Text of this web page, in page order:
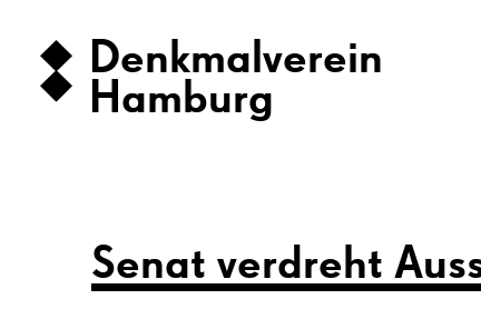
Denkmalverein
Hamburg
Senat verdreht